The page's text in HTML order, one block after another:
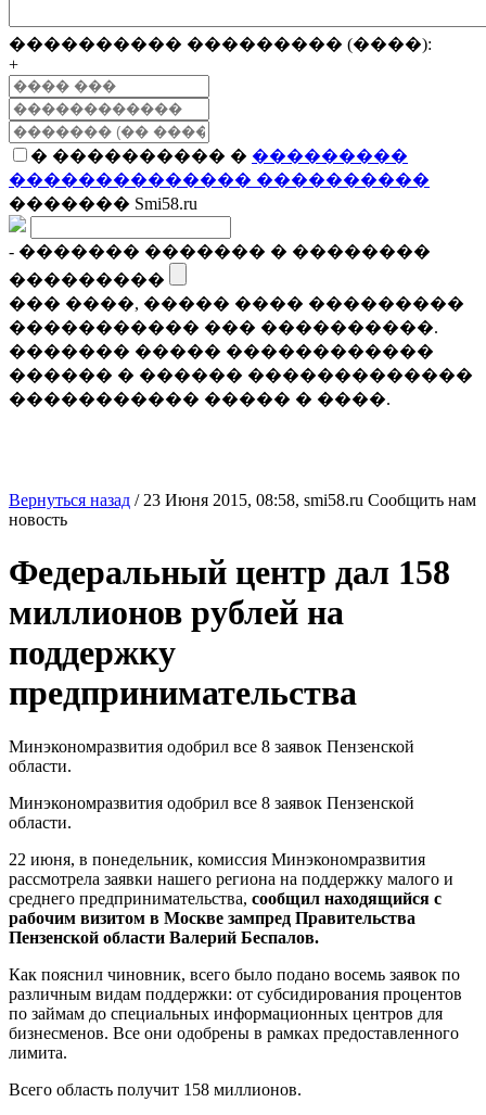
���������� ��������� (����):
+
� ���������� � ���������
�������������� ����������
������� Smi58.ru
- ������� ������� � ��������
���������
��� ����, ����� ���� ���������
����������� ��� ����������.
������� ����� ������������
������ � ������ �������������
����������� ����� � ����.
Вернуться назад / 23 Июня 2015, 08:58, smi58.ru Сообщить нам
новость
Федеральный центр дал 158
миллионов рублей на
поддержку
предпринимательства
Минэкономразвития одобрил все 8 заявок Пензенской
области.
Минэкономразвития одобрил все 8 заявок Пензенской
области.
22 июня, в понедельник, комиссия Минэкономразвития
рассмотрела заявки нашего региона на поддержку малого и
среднего предпринимательства, сообщил находящийся с
рабочим визитом в Москве зампред Правительства
Пензенской области Валерий Беспалов.
Как пояснил чиновник, всего было подано восемь заявок по
различным видам поддержки: от субсидирования процентов
по займам до специальных информационных центров для
бизнесменов. Все они одобрены в рамках предоставленного
лимита.
Всего область получит 158 миллионов.